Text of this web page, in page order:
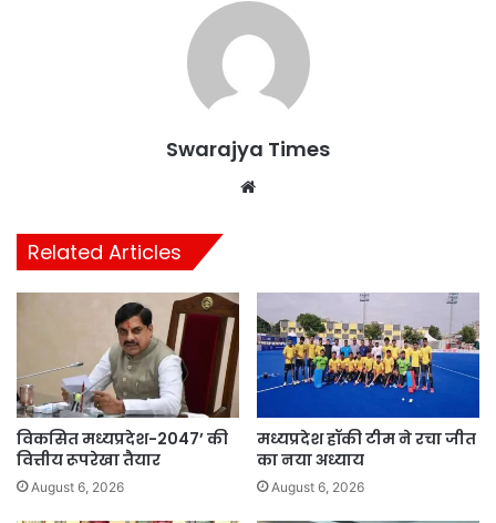
Swarajya Times
Related Articles
विकसित मध्यप्रदेश-2047’ की
वित्तीय रूपरेखा तैयार
August 6, 2026
मध्यप्रदेश हॉकी टीम ने रचा जीत
का नया अध्याय
August 6, 2026